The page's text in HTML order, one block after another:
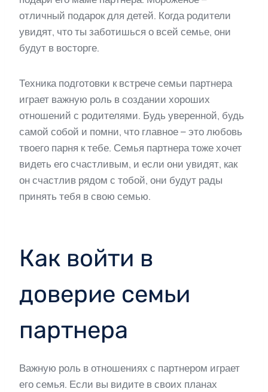
отличный подарок для детей. Когда родители
увидят, что ты заботишься о всей семье, они
будут в восторге.
Техника подготовки к встрече семьи партнера
играет важную роль в создании хороших
отношений с родителями. Будь уверенной, будь
самой собой и помни, что главное – это любовь
твоего парня к тебе. Семья партнера тоже хочет
видеть его счастливым, и если они увидят, как
он счастлив рядом с тобой, они будут рады
принять тебя в свою семью.
Как войти в
доверие семьи
партнера
Важную роль в отношениях с партнером играет
его семья. Если вы видите в своих планах